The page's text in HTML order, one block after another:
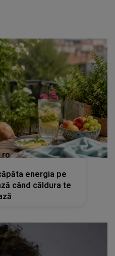
energia pe
când căldura te